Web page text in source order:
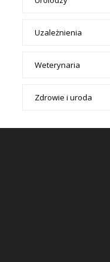
Uzależnienia
Weterynaria
Zdrowie i uroda